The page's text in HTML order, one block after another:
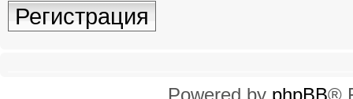
Регистрация
Powered by phpBB®